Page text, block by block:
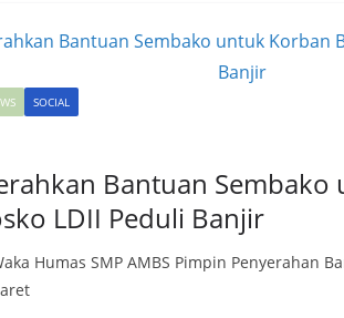
SOCIAL
Bantuan
LDII Peduli Banjir
Humas SMP AMBS Pimpin Penyerahan